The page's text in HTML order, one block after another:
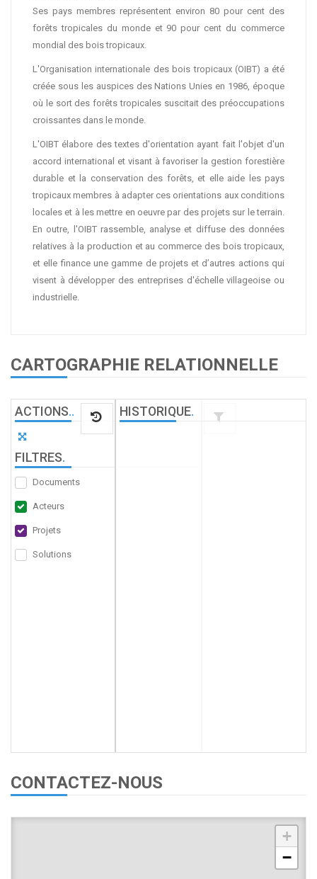
Ses pays membres représentent environ 80 pour cent des
forêts tropicales du monde et 90 pour cent du commerce
mondial des bois tropicaux.
L'Organisation internationale des bois tropicaux (OIBT) a été
créée sous les auspices des Nations Unies en 1986, époque
où le sort des forêts tropicales suscitait des préoccupations
croissantes dans le monde.
L'OIBT élabore des textes d'orientation ayant fait l'objet d'un
accord international et visant à favoriser la gestion forestière
durable et la conservation des forêts, et elle aide les pays
tropicaux membres à adapter ces orientations aux conditions
locales et à les mettre en oeuvre par des projets sur le terrain.
En outre, l'OIBT rassemble, analyse et diffuse des données
relatives à la production et au commerce des bois tropicaux,
et elle finance une gamme de projets et d’autres actions qui
visent à développer des entreprises d'échelle villageoise ou
industrielle.
CARTOGRAPHIE RELATIONNELLE
ACTIONS..
FILTRES.
Documents
Acteurs
Projets
Solutions
HISTORIQUE.
CONTACTEZ-NOUS
+
−